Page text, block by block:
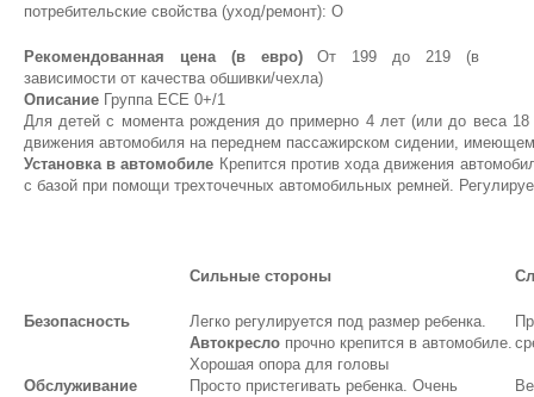
потребительские свойства (уход/ремонт): О
Рекомендованная цена (в евро)От 199 до 219 (в
зависимости от качества обшивки/чехла)
Описание Группа ЕСЕ 0+/1
Для детей с момента рождения до примерно 4 лет (или до веса 18
движения автомобиля на переднем пассажирском сидении,
Установка в автомобиле Крепится против хода движения
с базой при помощи трехточечных автомобильных ремней.
Сильные стороны
Безопасность
Легко регулируется под размер ребенка.
Автокресло прочно крепится в автомобиле.
Хорошая опора для головы
Обслуживание
Просто пристегивать ребенка. Очень